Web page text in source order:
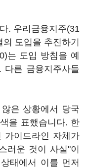
. 우리금융지주(31
도입을 추진하기
는 도입 방침을 예
다른 금융지주사들
은 상황에서 당국
을 표했습니다. 한
가이드라인 자체가
러운 것이 사실"이
태에서 이를 먼저